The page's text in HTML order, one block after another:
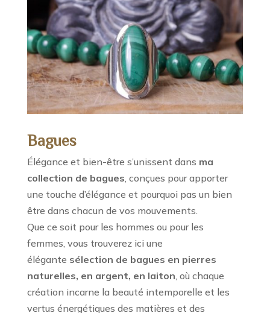
Bagues
Élégance et bien-être s’unissent dans ma
collection de bagues , conçues pour apporter
une touche d’élégance et pourquoi pas un bien
être dans chacun de vos mouvements.
Que ce soit pour les hommes ou pour les
femmes, vous trouverez ici une
élégante sélection de bagues en pierres
naturelles, en argent, en laiton , où chaque
création incarne la beauté intemporelle et les
vertus énergétiques des matières et des